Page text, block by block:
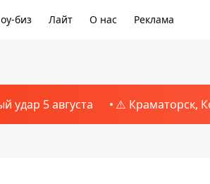
биз Лайт О нас Реклама
удар 5 августа ⚠️ Краматорск,